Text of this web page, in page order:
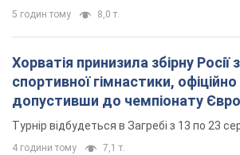
5 годин тому 8,0 т.
Хорватія принизила збірну Росії
спортивної гімнастики, офіційно
допустивши до чемпіонату
основних спортсменів
Турнір відбудеться в Загребі з 13 по 23
4 години тому 7,1 т.